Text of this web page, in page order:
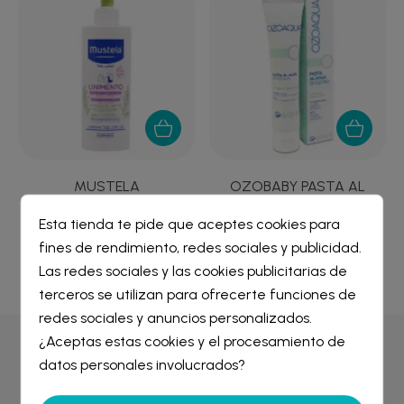
MUSTELA
LINIMENTO DOSIF...
15,00 €
OZOBABY PASTA AL
9,85 €
Por qué comprar enFarmacia Liceo
Crear lista de deseos
Nombre de la lista de deseos
Iniciar sesión
Debe iniciar sesión para guardar productos en su lista de
deseos.
Esta tienda te pide que aceptes cookies para
fines de rendimiento, redes sociales y publicidad.
Las redes sociales y las cookies publicitarias de
terceros se utilizan para ofrecerte funciones de
redes sociales y anuncios personalizados.
¿Aceptas estas cookies y el procesamiento de
datos personales involucrados?